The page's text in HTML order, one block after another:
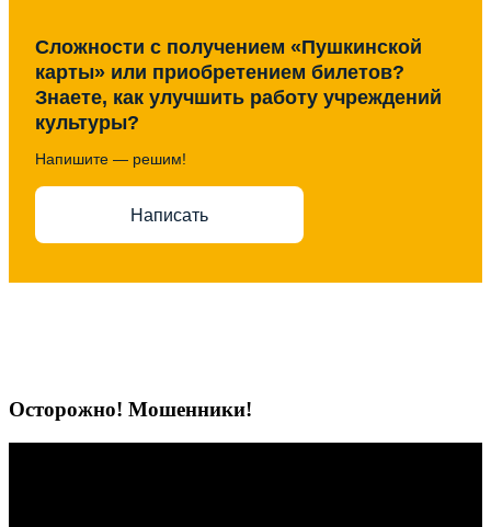
Сложности с получением «Пушкинской
карты» или приобретением билетов?
Знаете, как улучшить работу учреждений
культуры?
Напишите — решим!
Написать
Осторожно! Мошенники!